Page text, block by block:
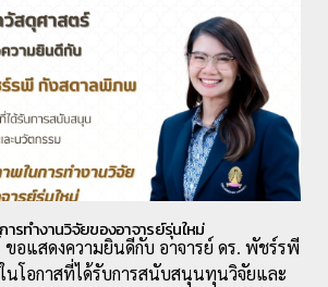
ทำงานวิจัยของอาจารย์รุ่นใหม่
ขอแสดงความยินดีกับ อาจารย์ ดร. พัชร์รพี
นโอกาสที่ได้รับการสนับสนุนทุนวิจัยและ